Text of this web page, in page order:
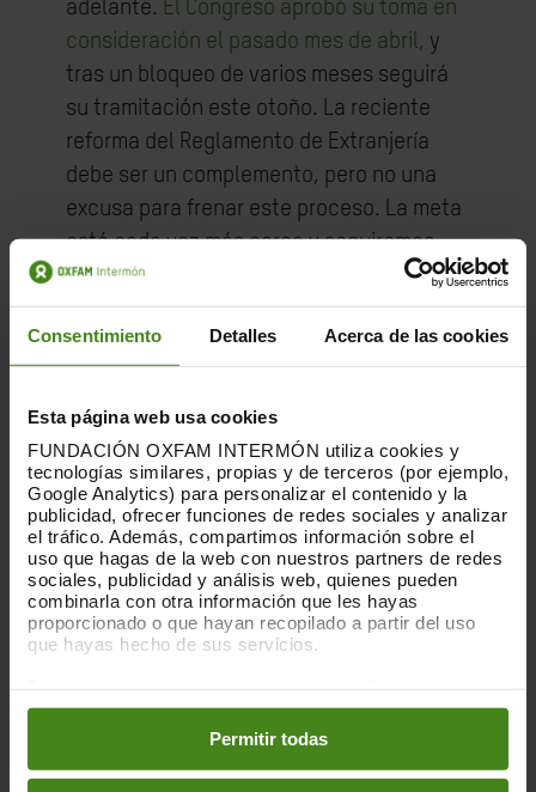
Consentimiento Detalles Acerca de las cookies
Esta página web usa cookies
FUNDACIÓN OXFAM INTERMÓN utiliza cookies y
tecnologías similares, propias y de terceros (por ejemplo,
Google Analytics) para personalizar el contenido y la
publicidad, ofrecer funciones de redes sociales y analizar
el tráfico. Además, compartimos información sobre el
uso que hagas de la web con nuestros partners de redes
sociales, publicidad y análisis web, quienes pueden
combinarla con otra información que les hayas
proporcionado o que hayan recopilado a partir del uso
que hayas hecho de sus servicios.
preferencias accediendo a nuestraPolítica de Cookieso
en los botones facilitados a continuación:
Permitir todas
adelante. El Congreso aprobó su toma en
consideración el pasado mes de abril, y
tras un bloqueo de varios meses seguirá
su tramitación este otoño. La reciente
reforma del Reglamento de Extranjería
debe ser un complemento, pero no una
excusa para frenar este proceso. La meta
está cada vez más cerca y seguiremos
apoyando al movimiento Regularización YA
para que la ILP se haga realidad.
incidencia realizamos investigaciones que
visibilizan claramente las desigualdades
que afectan especialmente a las
personas migrantes sin derechos,como la
pobreza laboral.
Apoyo a colectivos especialmente
vulnerables tras la DANA.Los daños
inundaciones en Valencia son
indescriptibles. Las comunidades
afectadas luchan por recuperar sus vidas,